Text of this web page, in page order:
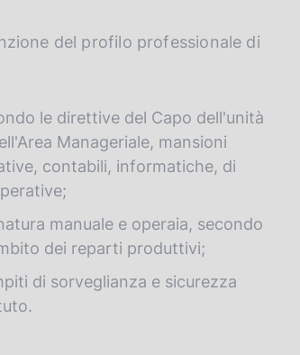
del profilo professionale di
le direttive del Capo dell'unità
Manageriale, mansioni
contabili, informatiche, di
manuale e operaia, secondo
dei reparti produttivi;
di sorveglianza e sicurezza